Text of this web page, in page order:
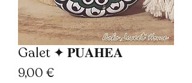
Galet ✦ 𝐏𝐔𝐀𝐇𝐄𝐀
9,00 €